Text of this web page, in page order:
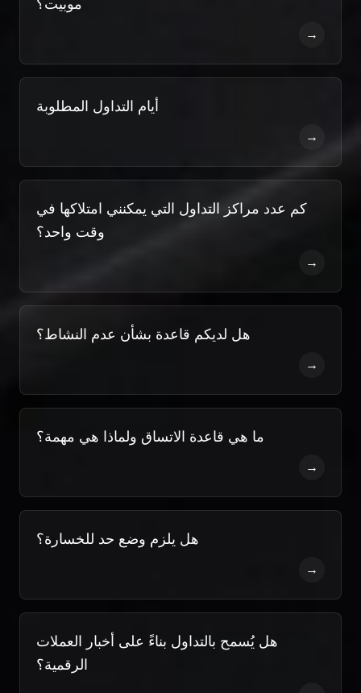
→
أيام التداول المطلوبة
→
كم عدد مراكز التداول التي يمكنني امتلاكها في
وقت واحد؟
→
هل لديكم قاعدة بشأن عدم النشاط؟
→
ما هي قاعدة الاتساق ولماذا هي مهمة؟
→
هل يلزم وضع حد للخسارة؟
→
هل يُسمح بالتداول بناءً على أخبار العملات
الرقمية؟